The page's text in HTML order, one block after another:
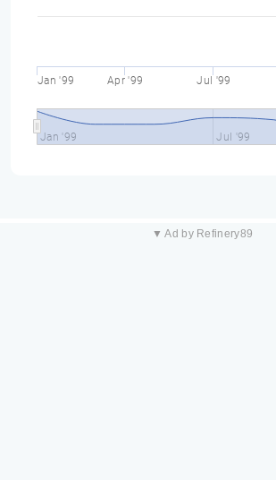
Jan '99 Apr '99 Jul '99
Jan '99 Jul '99
▼ Ad by Refinery89